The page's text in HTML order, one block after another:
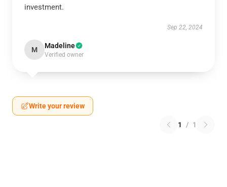
investment.
Sep 22, 2024
M Madeline
Verified owner
Write your review
1 / 1